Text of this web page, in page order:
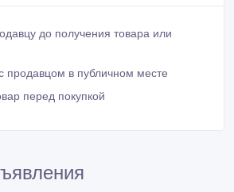
до получения товара или
продавцом в публичном месте
перед покупкой